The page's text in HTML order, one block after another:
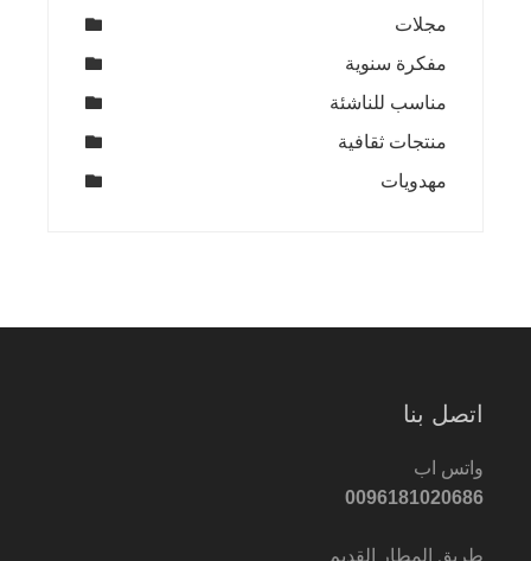
مجلات
مفكرة سنوية
مناسب للناشئة
منتجات ثقافية
مهدويات
اتصل بنا
واتس اب
0096181020686
طريق المطار القديم